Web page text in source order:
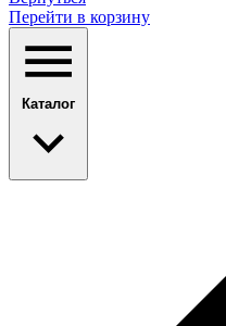
Перейти в корзину
Каталог